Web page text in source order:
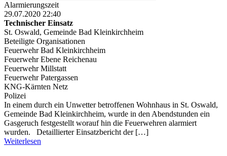
Alarmierungszeit
29.07.2020 22:40
Technischer Einsatz
St. Oswald, Gemeinde Bad Kleinkirchheim
Beteiligte Organisationen
Feuerwehr Bad Kleinkirchheim
Feuerwehr Ebene Reichenau
Feuerwehr Millstatt
Feuerwehr Patergassen
KNG-Kärnten Netz
Polizei
In einem durch ein Unwetter betroffenen Wohnhaus in St. Oswald,
Gemeinde Bad Kleinkirchheim, wurde in den Abendstunden ein
Gasgeruch festgestellt worauf hin die Feuerwehren alarmiert
wurden. Detaillierter Einsatzbericht der […]
Weiterlesen